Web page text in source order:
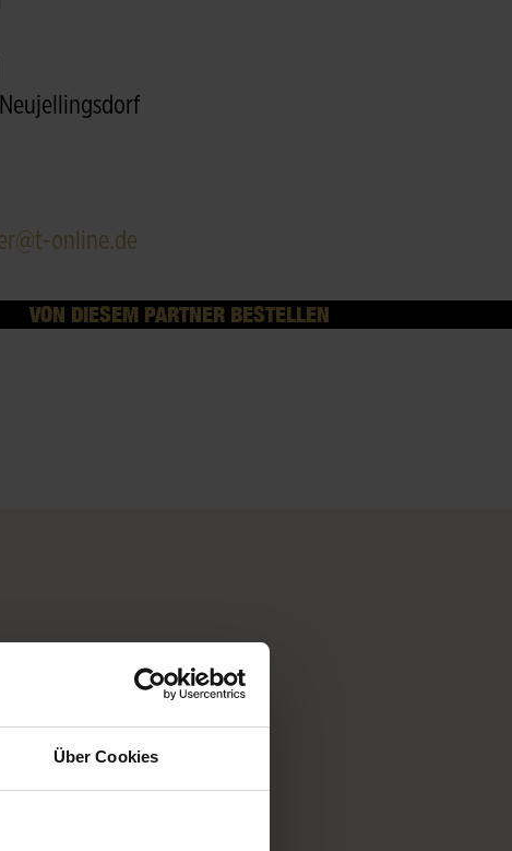
Über Cookies
online.de
VON DIESEM PARTNER BESTELLEN
um Extra-